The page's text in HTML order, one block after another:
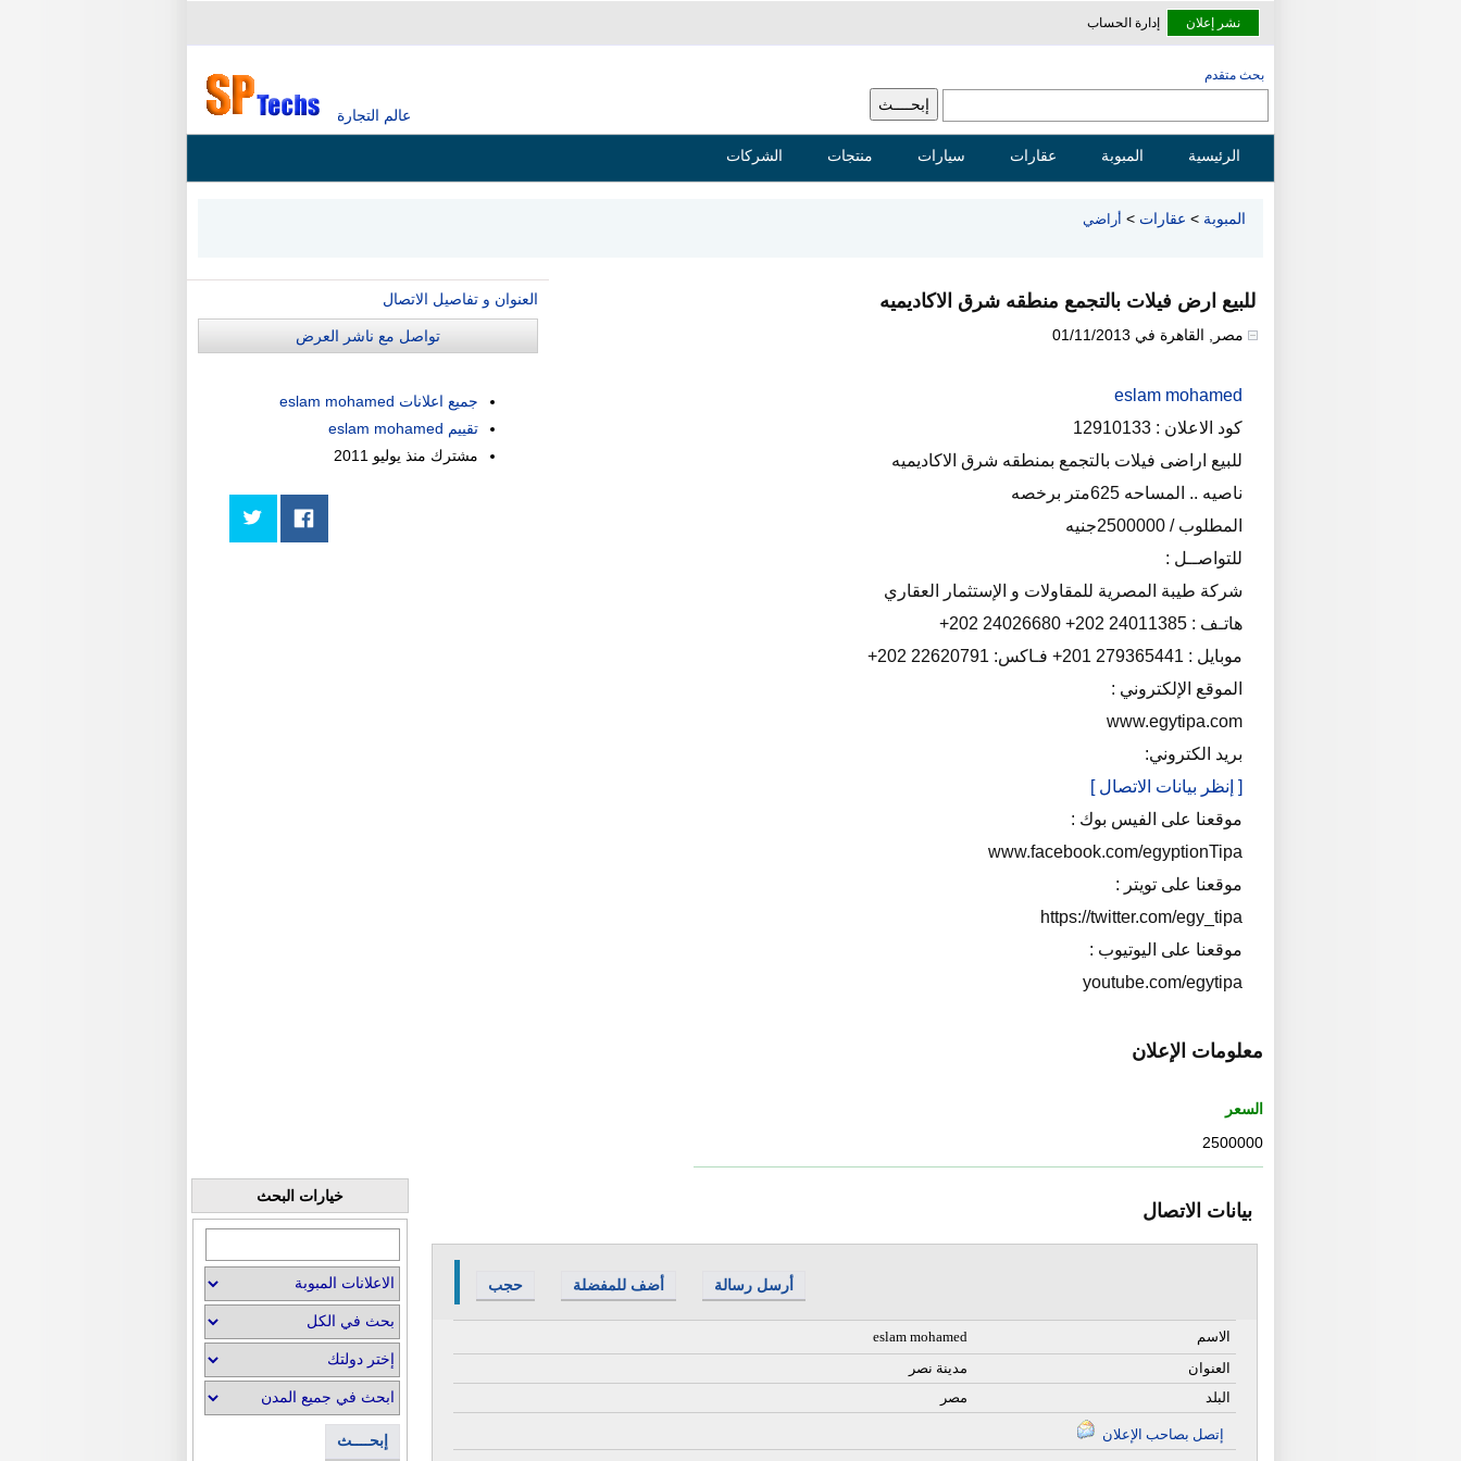
نشر إعلان إدارة الحساب
عالم التجارة
بحث متقدم
الرئيسية المبوبة عقارات سيارات منتجات الشركات
المبوبة > عقارات > أراضي
للبيع ارض فيلات بالتجمع منطقه شرق الاكاديميه
مصر القاهرة في 01/11/2013
eslam mohamed
كود الاعلان : 12910133
للبيع اراضى فيلات بالتجمع بمنطقه شرق الاكاديميه
ناصيه .. المساحه 625متر برخصه
المطلوب / 2500000جنيه
للتواصــل :
شركة طيبة المصرية للمقاولات و الإستثمار العقاري
هاتـف : 24011385 202+ 24026680 202+
موبايل : 279365441 201+ فـاكس: 22620791 202+
الموقع الإلكتروني :
www.egytipa.com
بريد الكتروني:
[ إنظر بيانات الاتصال ]
موقعنا على الفيس بوك :
www.facebook.com/egyptionTipa
موقعنا على تويتر :
https://twitter.com/egy_tipa
موقعنا على اليوتيوب :
youtube.com/egytipa
معلومات الإعلان
السعر
2500000
العنوان و تفاصيل الاتصال
تواصل مع ناشر العرض
جميع اعلانات eslam mohamed
تقييم eslam mohamed
مشترك منذ يوليو 2011
بيانات الاتصال
حجب أضف للمفضلة أرسل رسالة
eslam mohamed
الاسم
مدينة نصر
العنوان
مصر
البلد
خيارات البحث
إبحــــث